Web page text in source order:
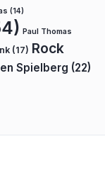
(14)
Paul Thomas
(17) Rock
Spielberg (22)